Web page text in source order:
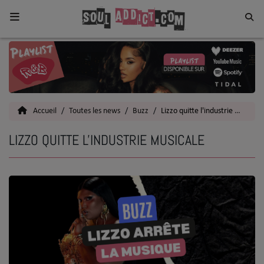
Home
Toutes les News
Actu
Accueil Toutes les news Buzz Lizzo quitte l'industrie musicale
LIZZO QUITTE L'INDUSTRIE MUSICALE